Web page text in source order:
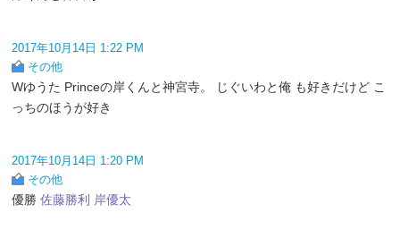
2017年10月14日 1:22 PM
その他
Wゆうた Princeの岸くんと神宮寺。 じぐいわと俺 も好きだけど こ
っちのほうが好き
2017年10月14日 1:20 PM
その他
優勝 佐藤勝利 岸優太